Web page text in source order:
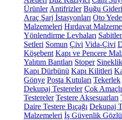
Ürünler Antifrizler Buğu
Araç Şarj İstasyonları Oto
Malzemeleri Hırdavat
Yönlendirme Levhaları
Setleri Somun Çivi Vida-Çivi
Köşebent Kapı ve Pencere
Yalıtım Bantları Stoper Sineklik
Kapı Dürbünü Kapı Kilitleri
Gönye Posta Kutuları Tekerlek
Dekupaj Testereler Çok
Testereler Testere Aksesuarları
Daire Testere Bıçağı Dekupaj
Malzemeleri İş Güvenlik